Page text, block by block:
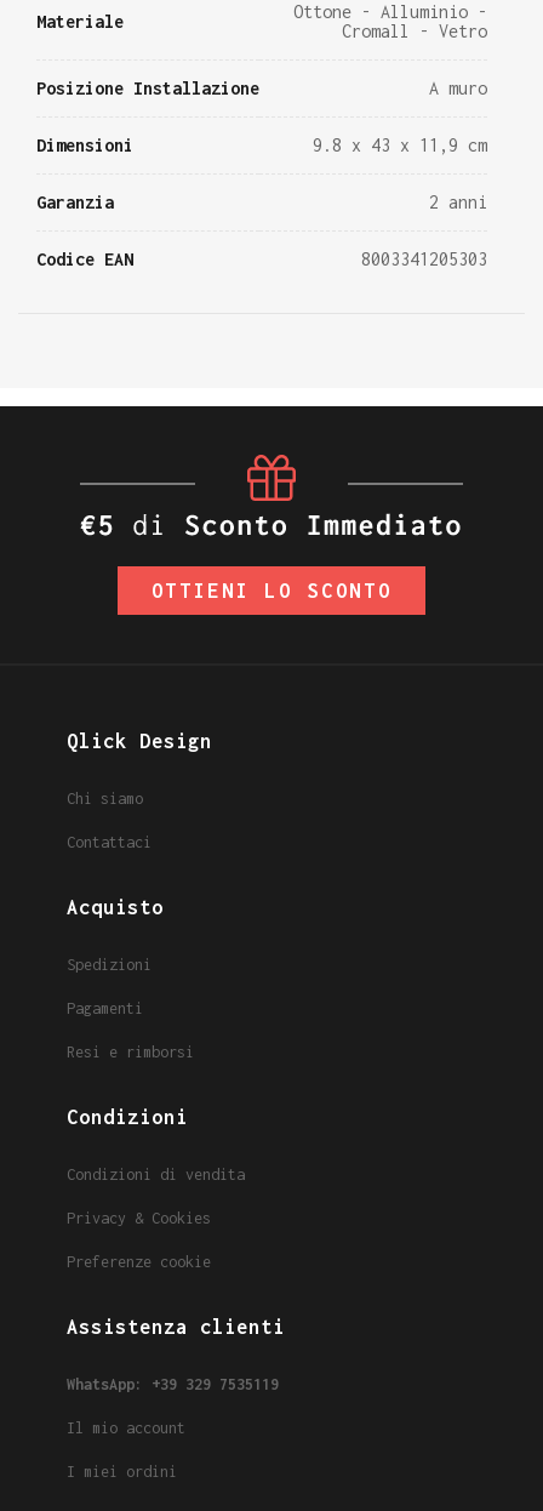
Materiale
Ottone - Alluminio -
Cromall - Vetro
Posizione Installazione A muro
Dimensioni 9.8 x 43 x 11,9 cm
Garanzia 2 anni
Codice EAN 8003341205303
OTTIENI LO SCONTO
Qlick Design
Chi siamo
Contattaci
Acquisto
Spedizioni
Pagamenti
Resi e rimborsi
Condizioni
Condizioni di vendita
Privacy & Cookies
Preferenze cookie
Assistenza clienti
WhatsApp: +39 329 7535119
Il mio account
I miei ordini